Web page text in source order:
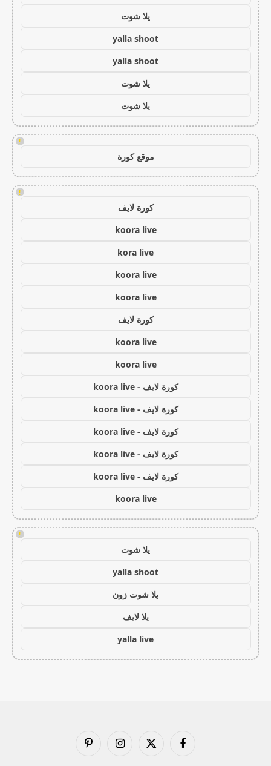
يلا شوت
yalla shoot
yalla shoot
يلا شوت
يلا شوت
!
موقع كورة
!
كورة لايف
koora live
kora live
koora live
koora live
كورة لايف
koora live
koora live
كورة لايف - koora live
كورة لايف - koora live
كورة لايف - koora live
كورة لايف - koora live
كورة لايف - koora live
koora live
!
يلا شوت
yalla shoot
يلا شوت زون
يلا لايف
yalla live
فيسبوك
X
الانستغرامبينتيريست